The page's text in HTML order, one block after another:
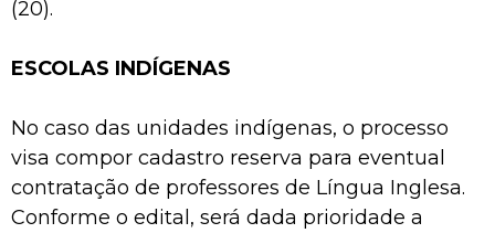
(20).
ESCOLAS INDÍGENAS
No caso das unidades indígenas, o processo
visa compor cadastro reserva para eventual
contratação de professores de Língua Inglesa.
Conforme o edital, será dada prioridade a